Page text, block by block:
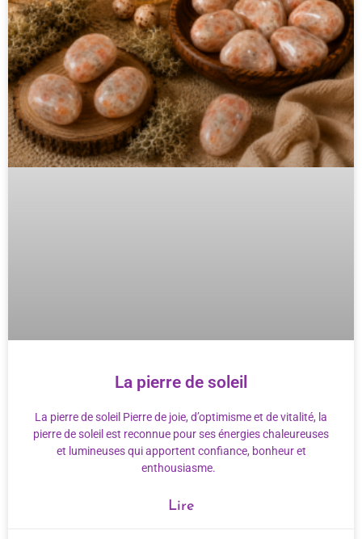
La pierre de soleil
La pierre de soleil Pierre de joie, d’optimisme et de vitalité, la
pierre de soleil est reconnue pour ses énergies chaleureuses
et lumineuses qui apportent confiance, bonheur et
enthousiasme.
Lire